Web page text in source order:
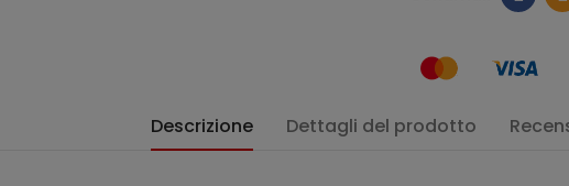
Descrizione Dettagli del prodotto